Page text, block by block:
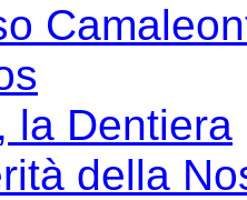
la Dentiera
della